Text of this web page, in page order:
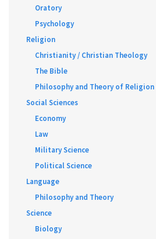
Oratory
Psychology
Religion
Christianity / Christian Theology
The Bible
Philosophy and Theory of Religion
Social Sciences
Economy
Law
Military Science
Political Science
Language
Philosophy and Theory
Science
Biology